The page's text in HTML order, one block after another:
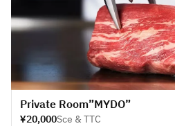
​Private Room”MYDO”
¥20,000Sce & TTC